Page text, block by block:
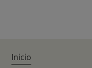
Inicio